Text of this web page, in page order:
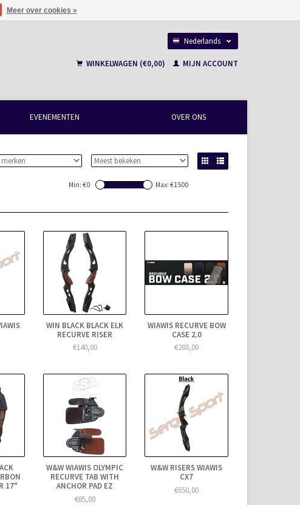
Nederlands
WINKELWAGEN (€0,00)
MIJN ACCOUNT
EVENEMENTEN OVER ONS
Min: €0 Max: €1500
WIN BLACK BLACK ELK
RECURVE RISER
€140,00
WIAWIS RECURVE BOW
CASE 2.0
€288,00
17"
W&W WIAWIS OLYMPIC
RECURVE TAB WITH
ANCHOR PAD EZ
€85,00
W&W RISERS WIAWIS
CX7
€650,00
Meer over cookies »